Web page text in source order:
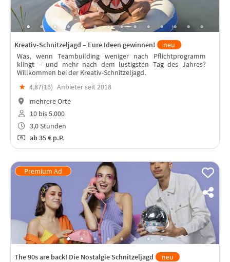
Kreativ-Schnitzeljagd – Eure Ideen gewinnen!
neu
Was, wenn Teambuilding weniger nach Pflichtprogramm
klingt – und mehr nach dem lustigsten Tag des Jahres?
Willkommen bei der Kreativ-Schnitzeljagd.
★ 4,87(16) Anbieter seit 2018
mehrere Orte
10 bis 5.000
3,0 Stunden
ab35 € p.P.
The 90s are back! Die Nostalgie Schnitzeljagd
neu